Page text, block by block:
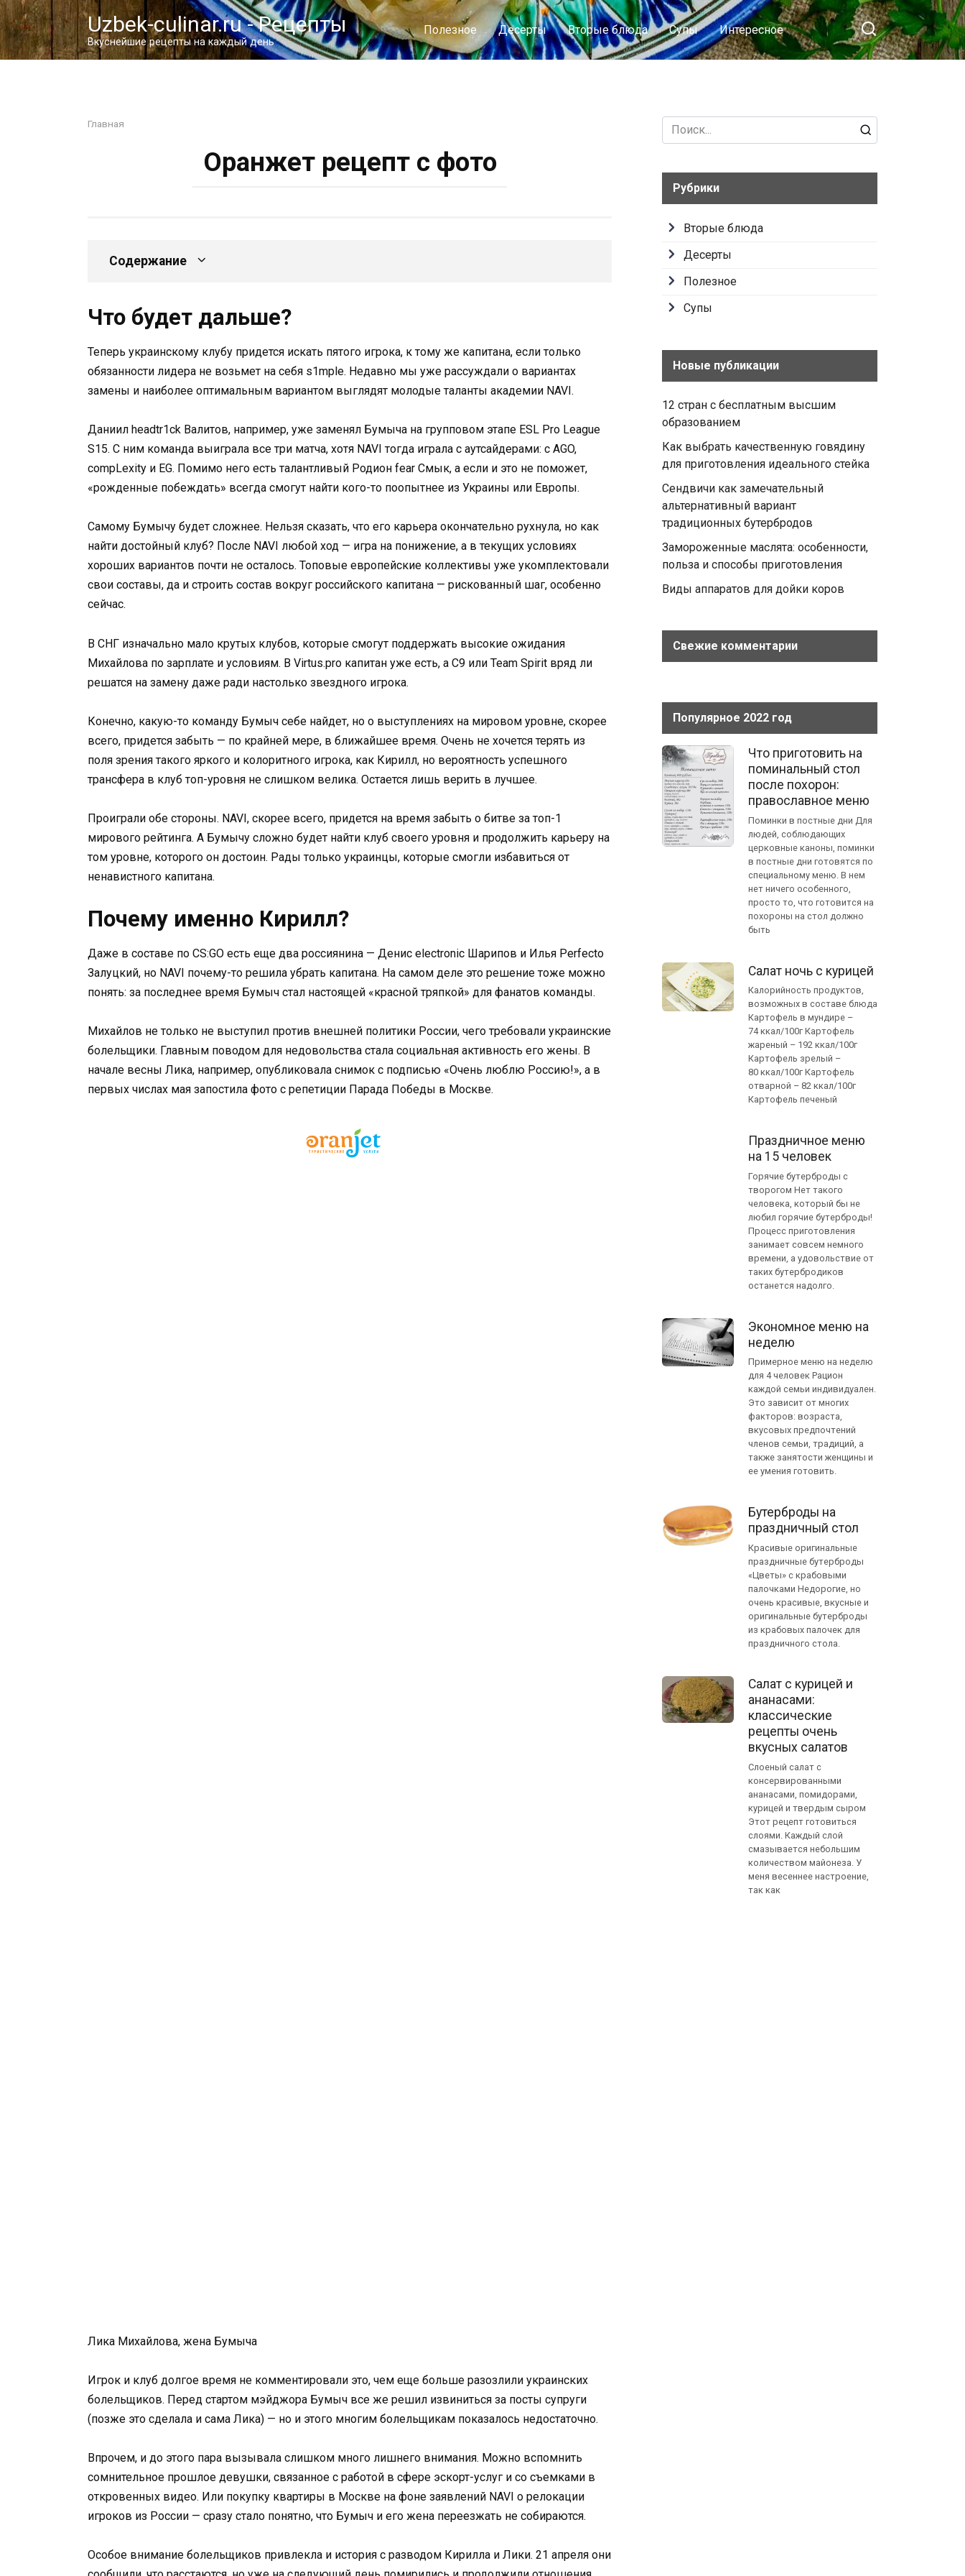
Перейти
к
контенту
Uzbek-culinar.ru - Рецепты
Вкуснейшие рецепты на каждый день
Полезное Десерты Вторые блюда Супы Интересное
Главная
Оранжет рецепт с фото
Содержание
Что будет дальше?
Теперь украинскому клубу придется искать пятого игрока, к тому же капитана, если только
обязанности лидера не возьмет на себя s1mple. Недавно мы уже рассуждали о вариантах
замены и наиболее оптимальным вариантом выглядят молодые таланты академии NAVI.
Даниил headtr1ck Валитов, например, уже заменял Бумыча на групповом этапе ESL Pro League
S15. С ним команда выиграла все три матча, хотя NAVI тогда играла с аутсайдерами: с AGO,
compLexity и EG. Помимо него есть талантливый Родион fear Смык, а если и это не поможет,
«рожденные побеждать» всегда смогут найти кого-то поопытнее из Украины или Европы.
Самому Бумычу будет сложнее. Нельзя сказать, что его карьера окончательно рухнула, но как
найти достойный клуб? После NAVI любой ход — игра на понижение, а в текущих условиях
хороших вариантов почти не осталось. Топовые европейские коллективы уже укомплектовали
свои составы, да и строить состав вокруг российского капитана — рискованный шаг, особенно
сейчас.
В СНГ изначально мало крутых клубов, которые смогут поддержать высокие ожидания
Михайлова по зарплате и условиям. В Virtus.pro капитан уже есть, а C9 или Team Spirit вряд ли
решатся на замену даже ради настолько звездного игрока.
Конечно, какую-то команду Бумыч себе найдет, но о выступлениях на мировом уровне, скорее
всего, придется забыть — по крайней мере, в ближайшее время. Очень не хочется терять из
поля зрения такого яркого и колоритного игрока, как Кирилл, но вероятность успешного
трансфера в клуб топ-уровня не слишком велика. Остается лишь верить в лучшее.
Проиграли обе стороны. NAVI, скорее всего, придется на время забыть о битве за топ-1
мирового рейтинга. А Бумычу сложно будет найти клуб своего уровня и продолжить карьеру на
том уровне, которого он достоин. Рады только украинцы, которые смогли избавиться от
ненавистного капитана.
Почему именно Кирилл?
Даже в составе по CS:GO есть еще два россиянина — Денис electronic Шарипов и Илья Perfecto
Залуцкий, но NAVI почему-то решила убрать капитана. На самом деле это решение тоже можно
понять: за последнее время Бумыч стал настоящей «красной тряпкой» для фанатов команды.
Михайлов не только не выступил против внешней политики России, чего требовали украинские
болельщики. Главным поводом для недовольства стала социальная активность его жены. В
начале весны Лика, например, опубликовала снимок с подписью «Очень люблю Россию!», а в
первых числах мая запостила фото с репетиции Парада Победы в Москве.
Лика Михайлова, жена Бумыча
Игрок и клуб долгое время не комментировали это, чем еще больше разозлили украинских
болельщиков. Перед стартом мэйджора Бумыч все же решил извиниться за посты супруги
(позже это сделала и сама Лика) — но и этого многим болельщикам показалось недостаточно.
Впрочем, и до этого пара вызывала слишком много лишнего внимания. Можно вспомнить
сомнительное прошлое девушки, связанное с работой в сфере эскорт-услуг и со съемками в
откровенных видео. Или покупку квартиры в Москве на фоне заявлений NAVI о релокации
игроков из России — сразу стало понятно, что Бумыч и его жена переезжать не собираются.
Особое внимание болельщиков привлекла и история с разводом Кирилла и Лики. 21 апреля они
Search
for:
Рубрики
Вторые блюда
Десерты
Полезное
Супы
Новые публикации
12 стран с бесплатным высшим
образованием
Как выбрать качественную говядину
для приготовления идеального стейка
Сендвичи как замечательный
альтернативный вариант
традиционных бутербродов
Замороженные маслята: особенности,
польза и способы приготовления
Виды аппаратов для дойки коров
Свежие комментарии
Популярное 2022 год
Что приготовить на
поминальный стол
после похорон:
православное меню
Поминки в постные дни Для
людей, соблюдающих
церковные каноны, поминки
в постные дни готовятся по
специальному меню. В нем
нет ничего особенного,
просто то, что готовится на
похороны на стол должно
быть
Салат ночь с курицей
Калорийность продуктов,
возможных в составе блюда
Картофель в мундире –
74 ккал/100г Картофель
жареный – 192 ккал/100г
Картофель зрелый –
80 ккал/100г Картофель
отварной – 82 ккал/100г
Картофель печеный
Праздничное меню
на 15 человек
Горячие бутерброды с
творогом Нет такого
человека, который бы не
любил горячие бутерброды!
Процесс приготовления
занимает совсем немного
времени, а удовольствие от
таких бутербродиков
останется надолго.
Экономное меню на
неделю
Примерное меню на неделю
для 4 человек Рацион
каждой семьи индивидуален.
Это зависит от многих
факторов: возраста,
вкусовых предпочтений
членов семьи, традиций, а
также занятости женщины и
ее умения готовить.
Бутерброды на
праздничный стол
Красивые оригинальные
праздничные бутерброды
«Цветы» с крабовыми
палочками Недорогие, но
очень красивые, вкусные и
оригинальные бутерброды
из крабовых палочек для
праздничного стола.
Салат с курицей и
ананасами:
классические
рецепты очень
вкусных салатов
Слоеный салат с
консервированными
ананасами, помидорами,
курицей и твердым сыром
Этот рецепт готовиться
слоями. Каждый слой
смазывается небольшим
количеством майонеза. У
меня весеннее настроение,
так как